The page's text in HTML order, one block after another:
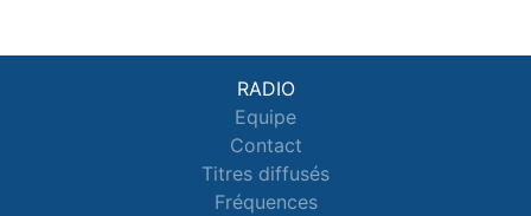
RADIO
Equipe
Contact
Titres diffusés
Fréquences